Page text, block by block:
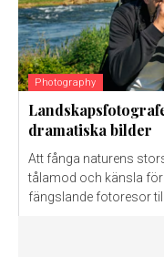
Photography
dramatiska bilder
Att fånga naturens
tålamod och känsla
fängslande fotoresor